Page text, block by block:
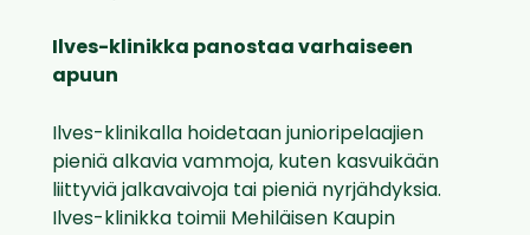
Ilves-klinikka panostaa varhaiseen
apuun
Ilves-klinikalla hoidetaan junioripelaajien
pieniä alkavia vammoja, kuten kasvuikään
liittyviä jalkavaivoja tai pieniä nyrjähdyksia.
Ilves-klinikka toimii Mehiläisen Kaupin